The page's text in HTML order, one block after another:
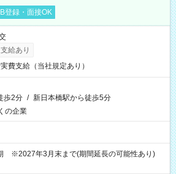
登録・面接OK
給あり
費支給（当社規定あり）
歩2分 / 新日本橋駅から徒歩5分
の企業
※2027年3月末まで(期間延長の可能性あり)